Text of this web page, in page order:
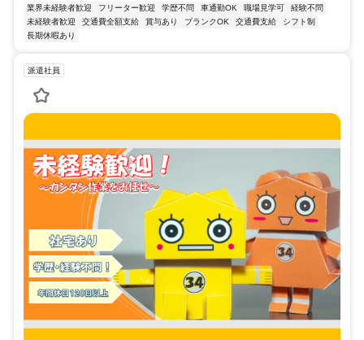
業界未経験者歓迎 フリーター歓迎 学歴不問 車通勤OK 職場見学可
経験不問
未経験者歓迎
交通費全額支給 賞与あり ブランクOK 交通費支給
シフト制
長期休暇あり
派遣社員